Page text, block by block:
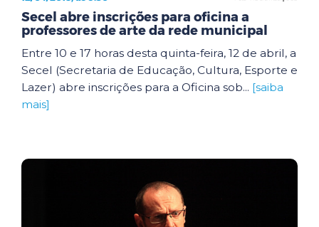
Secel abre inscrições para oficina a
professores de arte da rede municipal
Entre 10 e 17 horas desta quinta-feira, 12 de abril, a
Secel (Secretaria de Educação, Cultura, Esporte e
Lazer) abre inscrições para a Oficina sob... [saiba
mais]